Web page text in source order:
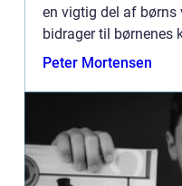
en vigtig del af børns
bidrager til børnenes
fodudvikling. I denne
Peter Mortensen